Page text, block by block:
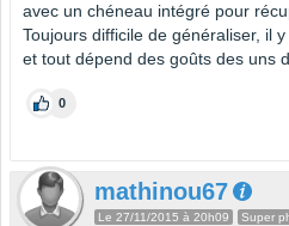
avec un chéneau intégré pour
Toujours difficile de généraliser, il
et tout dépend des goûts des uns
0
mathinou67
Le 27/11/2015 à 20h09 Super